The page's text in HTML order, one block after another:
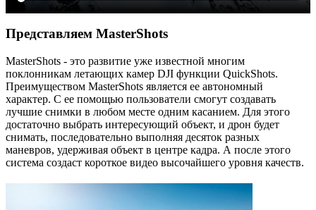
Представляем MasterShots
MasterShots - это развитие уже известной многим
поклонникам летающих камер DJI функции QuickShots.
Преимуществом MasterShots является ее автономный
характер. С ее помощью пользователи смогут создавать
лучшие снимки в любом месте одним касанием. Для этого
достаточно выбрать интересующий объект, и дрон будет
снимать, последовательно выполняя десяток разных
маневров, удерживая объект в центре кадра. А после этого
система создаст короткое видео высочайшего уровня качеств.